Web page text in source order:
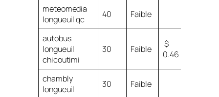
meteomedia
longueuil qc
40 Faible
autobus
longueuil
chicoutimi
30 Faible
$
0.46
chambly
longueuil
30 Faible